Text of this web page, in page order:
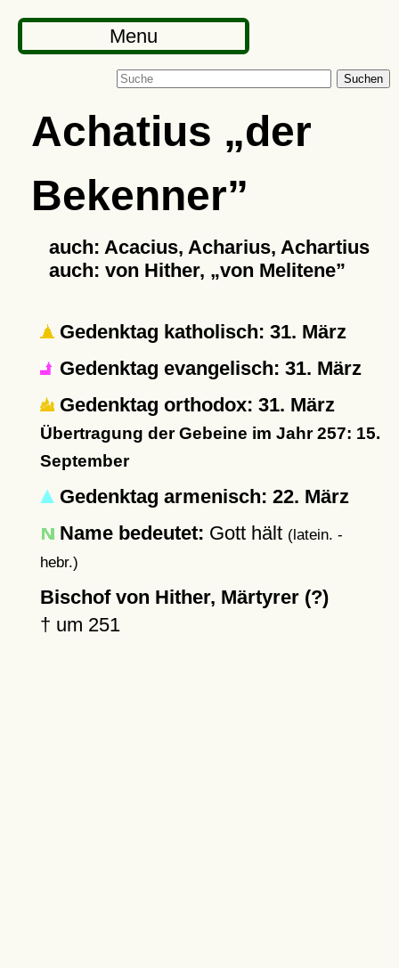
Menu
Suchen
Achatius
der
Bekenner
auch: Acacius, Acharius, Achartius
auch: von Hither,
von Melitene
Gedenktag katholisch: 31. März
Gedenktag evangelisch: 31. März
Gedenktag orthodox: 31. März
Übertragung der Gebeine im Jahr 257: 15.
September
Gedenktag armenisch: 22. März
Name bedeutet: Gott hält (latein. -
hebr.)
Bischof von Hither, Märtyrer (?)
† um 251